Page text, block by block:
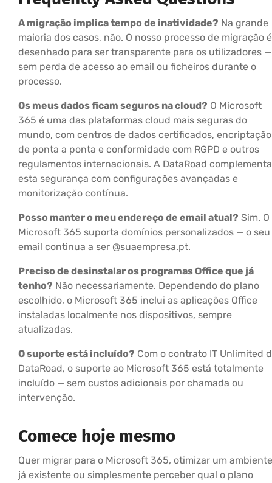
A migração implica tempo de inatividade? Na grande
maioria dos casos, não. O nosso processo de migração é
desenhado para ser transparente para os utilizadores —
sem perda de acesso ao email ou ficheiros durante o
processo.
Os meus dados ficam seguros na cloud? O Microsoft
365 é uma das plataformas cloud mais seguras do
mundo, com centros de dados certificados, encriptação
de ponta a ponta e conformidade com RGPD e outros
regulamentos internacionais. A DataRoad complementa
esta segurança com configurações avançadas e
monitorização contínua.
Posso manter o meu endereço de email atual? Sim. O
Microsoft 365 suporta domínios personalizados — o seu
email continua a ser @suaempresa.pt.
Preciso de desinstalar os programas Office que já
tenho? Não necessariamente. Dependendo do plano
escolhido, o Microsoft 365 inclui as aplicações Office
instaladas localmente nos dispositivos, sempre
atualizadas.
O suporte está incluído? Com o contrato IT Unlimited
DataRoad, o suporte ao Microsoft 365 está totalmente
incluído — sem custos adicionais por chamada ou
intervenção.
Comece hoje mesmo
Quer migrar para o Microsoft 365, otimizar um ambiente
já existente ou simplesmente perceber qual o plano